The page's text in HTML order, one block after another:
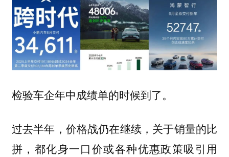
检验车企年中成绩单的时候到了。
过去半年，价格战仍在继续，关于销量的比
拼，都化身一口价或各种优惠政策吸引用